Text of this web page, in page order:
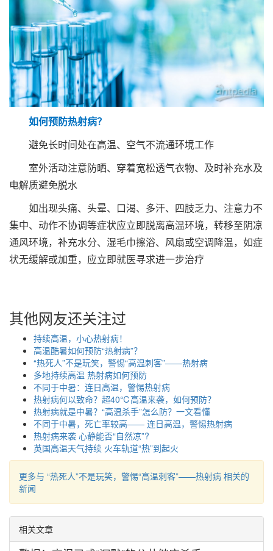
如何预防热射病？
避免长时间处在高温、空气不流通环境工作
室外活动注意防晒、穿着宽松透气衣物、及时补充水及
电解质避免脱水
如出现头痛、头晕、口渴、多汗、四肢乏力、注意力不
集中、动作不协调等症状应立即脱离高温环境，转移至阴凉
通风环境，补充水分、湿毛巾擦浴、风扇或空调降温，如症
状无缓解或加重，应立即就医寻求进一步治疗
其他网友还关注过
持续高温，小心热射病！
高温酷暑如何预防“热射病”？
“热死人”不是玩笑，警惕“高温刺客”——热射病
多地持续高温 热射病如何预防
不同于中暑：连日高温，警惕热射病
热射病何以致命？超40℃高温来袭，如何预防？
热射病就是中暑？“高温杀手”怎么防？一文看懂
不同于中暑，死亡率较高—— 连日高温，警惕热射病
热射病来袭 心静能否“自然凉”?
英国高温天气持续 火车轨道“热”到起火
更多与 “热死人”不是玩笑，警惕“高温刺客”——热射病 相关的
新闻
相关文章